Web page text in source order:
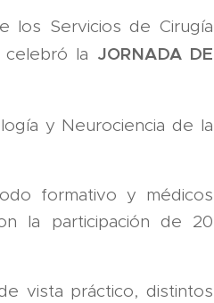
los Servicios de Cirugía
la JORNADA DE
y Neurociencia de la
formativo y médicos
la participación de 20
vista práctico, distintos